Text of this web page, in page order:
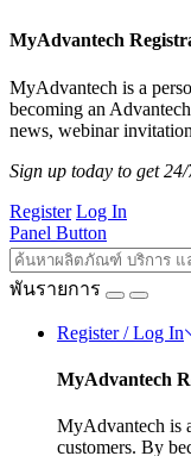
MyAdvantech
MyAdvantech is a
becoming an
news, webinar
Sign up today to get
Register Log In
Panel Button
พันรายการ
Register / Log In
MyAdvantech
MyAdvantech is
customers. By